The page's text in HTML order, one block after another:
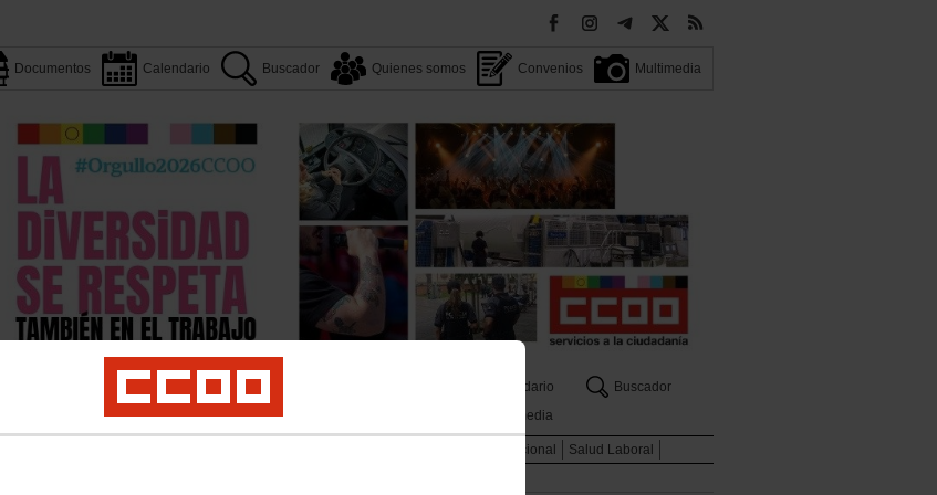
Documentos Calendario Buscador Quienes somos Convenios Multimedia
Calendario
Buscador
Quienes somos
Multimedia
Internacional
Salud Laboral